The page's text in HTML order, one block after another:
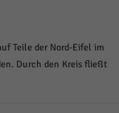
Teile der Nord-Eifel im
Durch den Kreis fließt